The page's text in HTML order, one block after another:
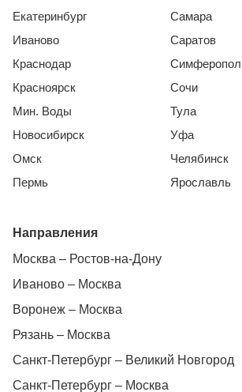
Екатеринбург
Иваново
Краснодар
Красноярск
Мин. Воды
Новосибирск
Омск
Пермь
Самара
Саратов
Сочи
Тула
Уфа
Челябинск
Ярославль
Направления
Москва – Ростов-на-Дону
Иваново – Москва
Воронеж – Москва
Рязань – Москва
Санкт-Петербург – Великий Новгород
Санкт-Петербург – Москва